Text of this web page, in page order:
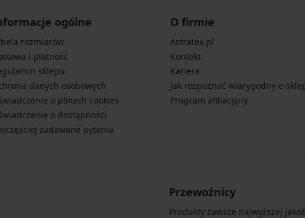
ogólne
rozmiarów
i płatność
sklepu
danych osobowych
o plikach cookies
o dostępności
zadawane pytania
O firmie
Astratex.pl
Kontakt
Kariera
Jak rozpoznać wiarygodny e-
Program afiliacyjny
Przewoźnicy
Produkty zawsze najwyższej